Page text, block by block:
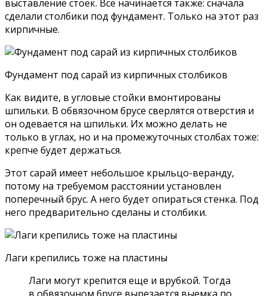
выставление стоек. Все начинается также: сначала
сделали столбики под фундамент. Только на этот раз
кирпичные.
Фундамент под сарай из кирпичных столбиков
Как видите, в угловые стойки вмонтированы
шпильки. В обвязочном брусе сверлятся отверстия и
он одевается на шпильки. Их можно делать не
только в углах, но и на промежуточных столбах тоже:
крепче будет держаться.
Этот сарай имеет небольшое крыльцо-веранду,
потому на требуемом расстоянии установлен
поперечный брус. А него будет опираться стенка. Под
него предварительно сделаны и столбики.
Лаги крепились тоже на пластины
Лаги могут крепится еще и врубкой. Тогда